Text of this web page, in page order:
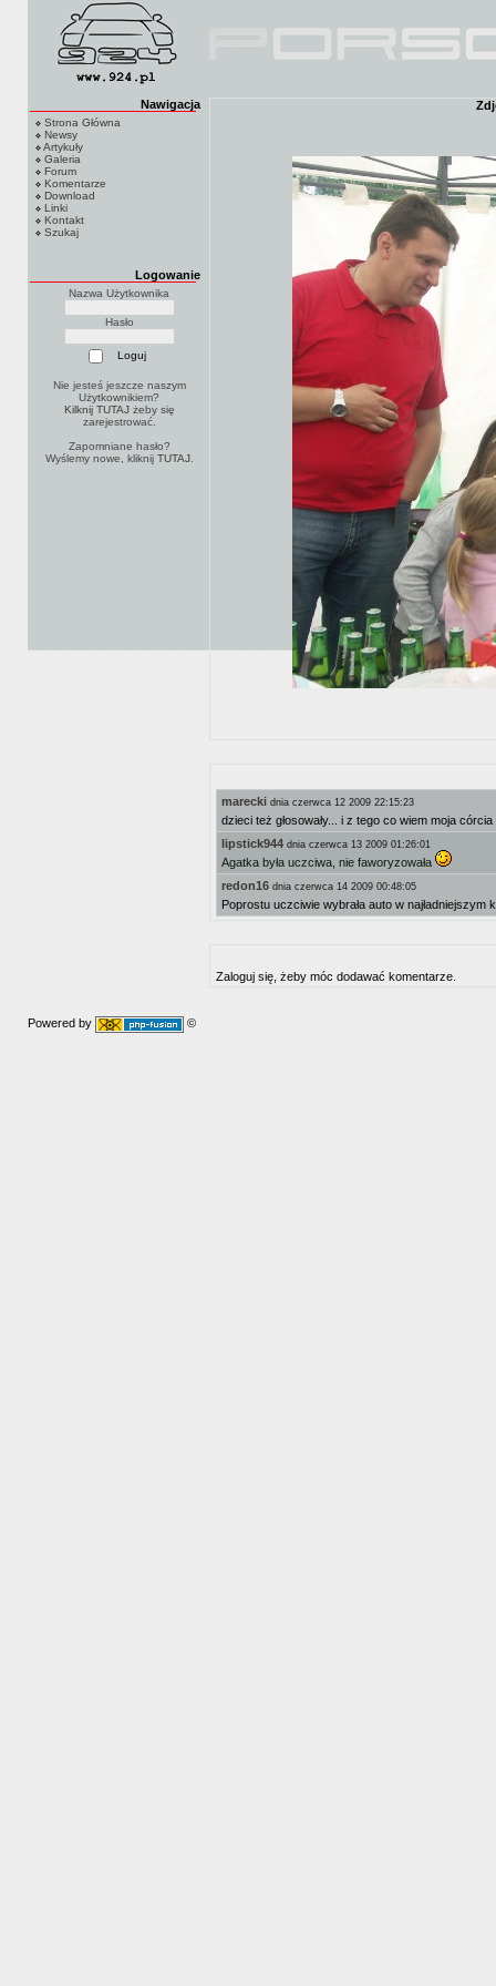
Nawigacja
Strona Główna
Newsy
Artykuły
Galeria
Forum
Komentarze
Download
Linki
Kontakt
Szukaj
Logowanie
Nazwa Użytkownika
Hasło
Nie jesteś jeszcze naszym
Użytkownikiem?
Kilknij TUTAJżeby się
zarejestrować.
Zapomniane hasło?
Wyślemy nowe, kliknij TUTAJ.
marecki dnia czerwca 12 2009 22:15:23
dzieci też głosowały... i z tego co wiem moja
lipstick944 dnia czerwca 13 2009 01:26:01
Agatka była uczciwa, nie faworyzowała
redon16 dnia czerwca 14 2009 00:48:05
Poprostu uczciwie wybrała auto w najładniejszym
Zaloguj się, żeby móc dodawać komentarze.
Powered by ©